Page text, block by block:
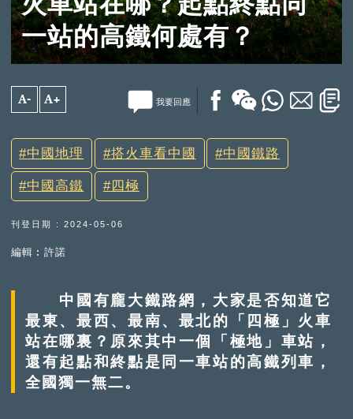
一站的高鐵何處有？
A- A+ 我要回應
中國地理 搭火車看中國 中國鐵路
中國高鐵 四極
刊登日期 : 2024-05-06
編輯︰許諾
中國有龐大鐵路網，大家是否知道它
最東、最西、最南、最北的「四極」火車
站在哪裏？原來其中一個「極地」車站，
還有起點和終點是同一車站的高鐵列車，
全國獨一無二。